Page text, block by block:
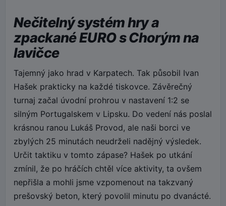
Nečitelný systém hry a
zpackané EURO s Chorým na
lavičce
Tajemný jako hrad v Karpatech. Tak působil Ivan
Hašek prakticky na každé tiskovce. Závěrečný
turnaj začal úvodní prohrou v nastavení 1:2 se
silným Portugalskem v Lipsku. Do vedení nás poslal
krásnou ranou Lukáš Provod, ale naši borci ve
zbylých 25 minutách neudrželi nadějný výsledek.
Určit taktiku v tomto zápase? Hašek po utkání
zmínil, že po hráčích chtěl více aktivity, ta ovšem
nepřišla a mohli jsme vzpomenout na takzvaný
prešovský beton, který povolil minutu po dvanácté.